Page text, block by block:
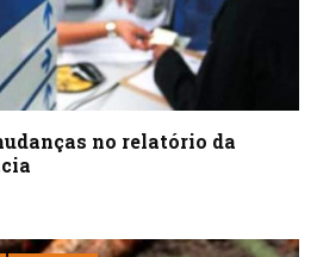
no relatório da